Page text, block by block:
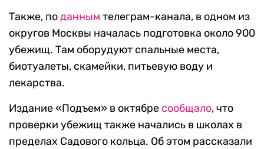
Также, поданным телеграм-канала, в одном из
округов Москвы началась подготовка около 900
убежищ. Там оборудуют спальные места,
биотуалеты, скамейки, питьевую воду и
лекарства.
Издание «Подъем» в октябре сообщало, что
проверки убежищ также начались в школах в
пределах Садового кольца. Об этом рассказали